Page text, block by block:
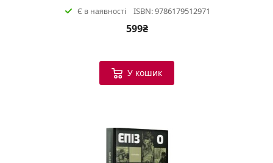
Є в наявності ISBN: 9786179512971
599₴
У кошик